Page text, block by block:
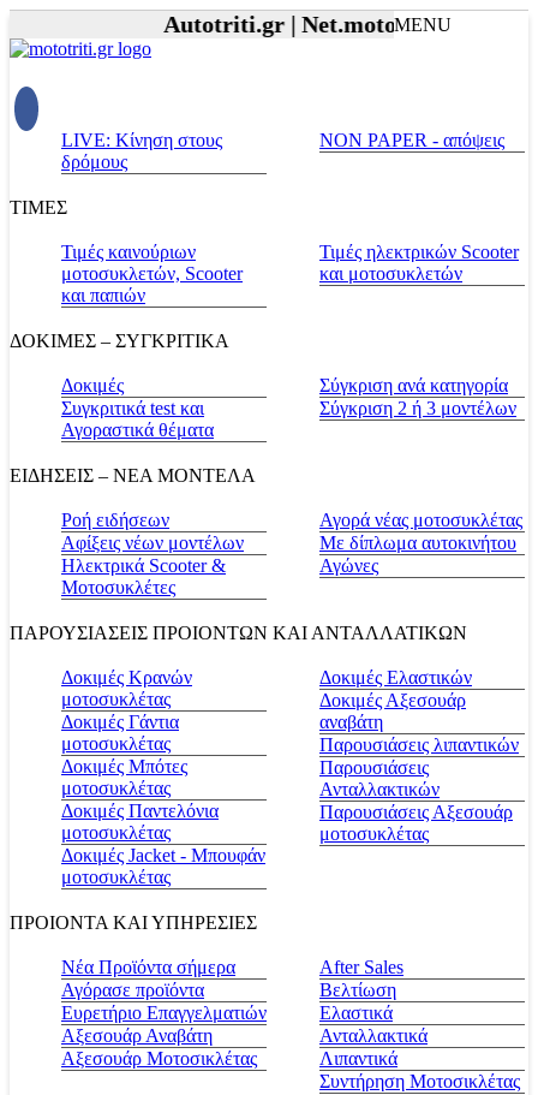
Autotriti.gr |Net.mototriti.gr |
MENU
LIVE: Κίνηση στους
δρόμους
NON PAPER - απόψεις
ΤΙΜΕΣ
Τιμές καινούριων
μοτοσυκλετών, Scooter
και παπιών
Τιμές ηλεκτρικών Scooter
και μοτοσυκλετών
ΔΟΚΙΜΕΣ – ΣΥΓΚΡΙΤΙΚΑ
Δοκιμές
Συγκριτικά test και
Αγοραστικά θέματα
Σύγκριση ανά κατηγορία
Σύγκριση 2 ή 3 μοντέλων
ΕΙΔΗΣΕΙΣ – ΝΕΑ ΜΟΝΤΕΛΑ
Ροή ειδήσεων
Αφίξεις νέων μοντέλων
Ηλεκτρικά Scooter &
Μοτοσυκλέτες
Αγορά νέας μοτοσυκλέτας
Με δίπλωμα αυτοκινήτου
Αγώνες
ΠΑΡΟΥΣΙΑΣΕΙΣ ΠΡΟΙΟΝΤΩΝ ΚΑΙ ΑΝΤΑΛΛΑΤΙΚΩΝ
Δοκιμές Κρανών
μοτοσυκλέτας
Δοκιμές Γάντια
μοτοσυκλέτας
Δοκιμές Μπότες
μοτοσυκλέτας
Δοκιμές Παντελόνια
μοτοσυκλέτας
Δοκιμές Jacket - Μπουφάν
μοτοσυκλέτας
Δοκιμές Ελαστικών
Δοκιμές Αξεσουάρ
αναβάτη
Παρουσιάσεις λιπαντικών
Παρουσιάσεις
Ανταλλακτικών
Παρουσιάσεις Αξεσουάρ
μοτοσυκλέτας
ΠΡΟΙΟΝΤΑ ΚΑΙ ΥΠΗΡΕΣΙΕΣ
Νέα Προϊόντα σήμερα
Αγόρασε προϊόντα
Ευρετήριο Επαγγελματιών
Αξεσουάρ Αναβάτη
Αξεσουάρ Μοτοσικλέτας
Αfter Sales
Βελτίωση
Ελαστικά
Ανταλλακτικά
Λιπαντικά
Συντήρηση Μοτοσικλέτας